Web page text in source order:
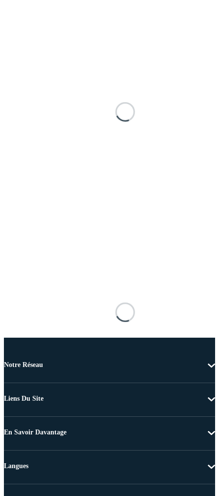
Notre Réseau
Liens Du Site
En Savoir Davantage
Langues